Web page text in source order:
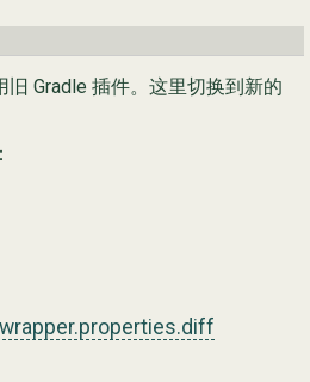
Gradle 插件。这里切换到新的